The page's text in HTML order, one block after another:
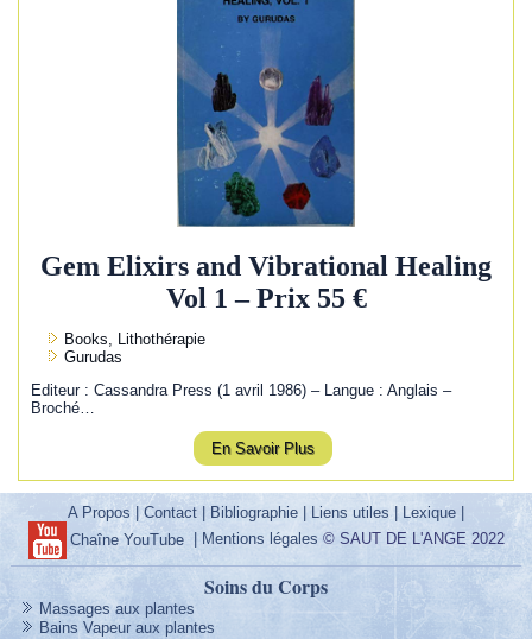
Gem Elixirs and Vibrational Healing
Vol 1 – Prix 55 €
Books, Lithothérapie
Gurudas
Editeur : Cassandra Press (1 avril 1986) – Langue : Anglais –
Broché…
En Savoir Plus
A Propos |Contact | Bibliographie | Liens utiles| Lexique |
Chaîne YouTube| Mentions légales © SAUT DE L'ANGE 2022
Soins du Corps
Massages aux plantes
Bains Vapeur aux plantes